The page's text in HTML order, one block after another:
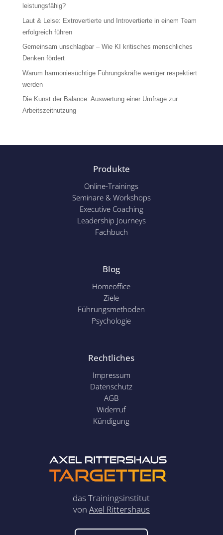
leistungsfähig?
Laut & Leise: Extrovertierte und Introvertierte in einem Team
erfolgreich führen
Gemeinsam unschlagbar – Wie KI kritisches menschliches
Denken fördert
Warum harmoniesüchtige Führungskräfte weniger respektiert
werden
Die Kunst der Balance: Auswertung einer Umfrage zur
Arbeitszeitnutzung
Produkte
Online-Trainings
Seminare & Workshops
Executive Coaching
Leadership Journeys
Fachbuch
Blog
Homeoffice
Ziele
Führungsmethoden
Psychologie
Rechtliches
Impressum
Datenschutz
AGB
Widerruf
Kündigung
das Trainingsinstitut
von Axel Rittershaus